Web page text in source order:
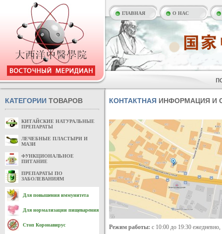
ГЛАВНАЯ О НАС
КАТЕГОРИИ ТОВАРОВ
КИТАЙСКИЕ НАТУРАЛЬНЫЕ
ПРЕПАРАТЫ
ЛЕЧЕБНЫЕ ПЛАСТЫРИ И
МАЗИ
ФУНКЦИОНАЛЬНОЕ
ПИТАНИЕ
ПРЕПАРАТЫ ПО
ЗАБОЛЕВАНИЯМ
Для повышения иммунитета
Для нормализации пищеварения
Стоп Коронавирус
КОНТАКТНАЯ ИНФОРМАЦИЯ И
Режим работы: с 10:00 до 19:30 ежедневно,